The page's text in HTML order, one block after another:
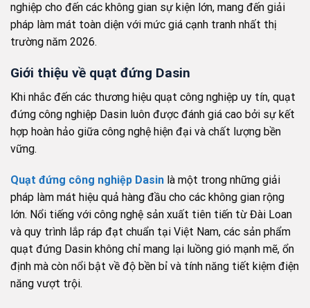
nghiệp cho đến các không gian sự kiện lớn, mang đến giải
pháp làm mát toàn diện với mức giá cạnh tranh nhất thị
trường năm 2026.
Giới thiệu về quạt đứng Dasin
Khi nhắc đến các thương hiệu quạt công nghiệp uy tín, quạt
đứng công nghiệp Dasin luôn được đánh giá cao bởi sự kết
hợp hoàn hảo giữa công nghệ hiện đại và chất lượng bền
vững.
Quạt đứng công nghiệp Dasin là một trong những giải
pháp làm mát hiệu quả hàng đầu cho các không gian rộng
lớn. Nổi tiếng với công nghệ sản xuất tiên tiến từ Đài Loan
và quy trình lắp ráp đạt chuẩn tại Việt Nam, các sản phẩm
quạt đứng Dasin không chỉ mang lại luồng gió mạnh mẽ, ổn
định mà còn nổi bật về độ bền bỉ và tính năng tiết kiệm điện
năng vượt trội.